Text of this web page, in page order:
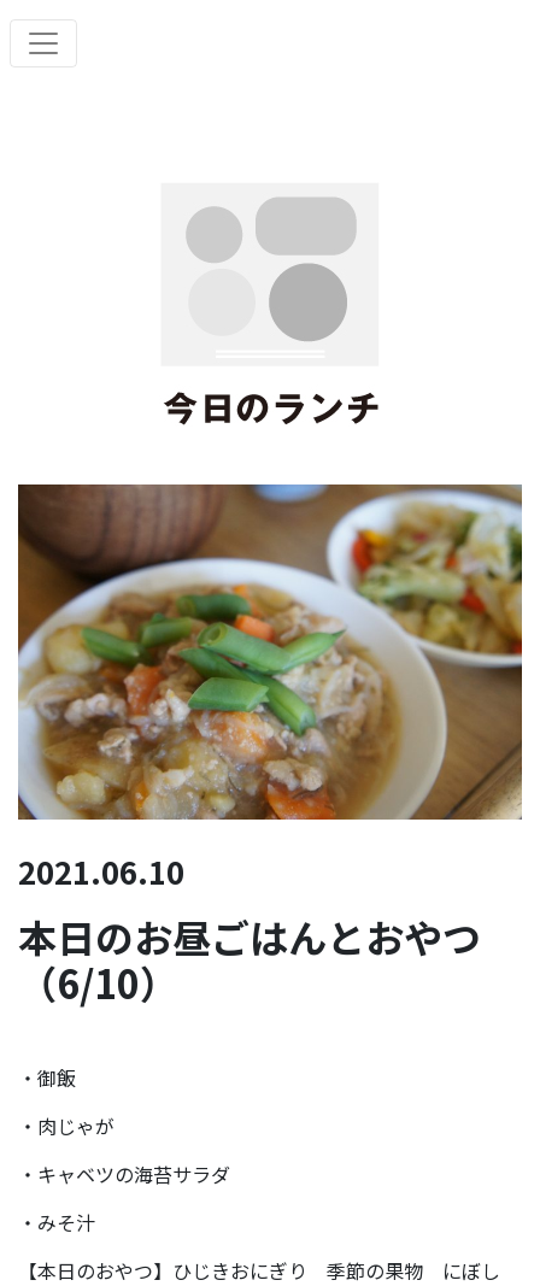
2021.06.10
本日のお昼ごはんとおやつ
（6/10）
・御飯
・肉じゃが
・キャベツの海苔サラダ
・みそ汁
【本日のおやつ】ひじきおにぎり 季節の果物 にぼし